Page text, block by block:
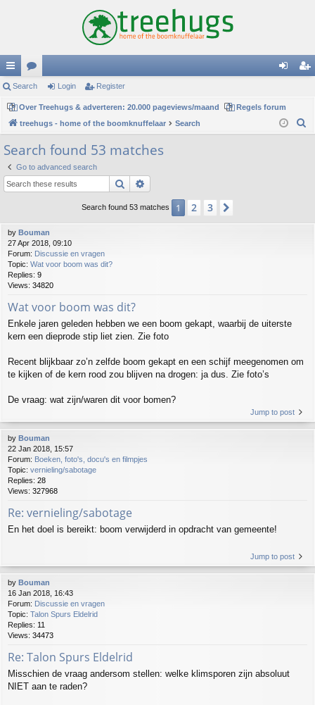
ui
ck
lin
ks
or
u
m
s
in
er
Search Login Register
Over Treehugs & adverteren: 20.000 pageviews/maand
Regels forum
treehugs - home of the boomknuffelaar
Search
Search found 53 matches
Go to advanced search
Search
Search found 53 matches 1 2 3
by Bouman
27 Apr 2018, 09:10
Forum: Discussie en vragen
Topic: Wat voor boom was dit?
Replies: 9
Views: 34820
Wat voor boom was dit?
Enkele jaren geleden hebben we een boom gekapt, waarbij de uiterste
kern een dieprode stip liet zien. Zie foto
Recent blijkbaar zo’n zelfde boom gekapt en een schijf meegenomen om
te kijken of de kern rood zou blijven na drogen: ja dus. Zie foto’s
De vraag: wat zijn/waren dit voor bomen?
Jump to post
by Bouman
22 Jan 2018, 15:57
Forum: Boeken, foto's, docu's en filmpjes
Topic: vernieling/sabotage
Replies: 28
Views: 327968
Re: vernieling/sabotage
En het doel is bereikt: boom verwijderd in opdracht van gemeente!
Jump to post
by Bouman
16 Jan 2018, 16:43
Forum: Discussie en vragen
Topic: Talon Spurs Eldelrid
Replies: 11
Views: 34473
Re: Talon Spurs Eldelrid
Misschien de vraag andersom stellen: welke klimsporen zijn absoluut
NIET aan te raden?